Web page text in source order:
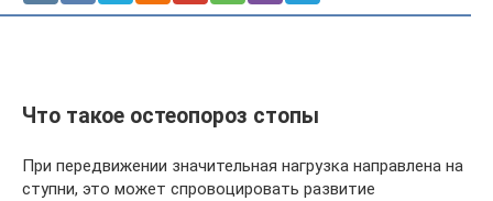
Что такое остеопороз стопы
При передвижении значительная нагрузка направлена на
ступни, это может спровоцировать развитие